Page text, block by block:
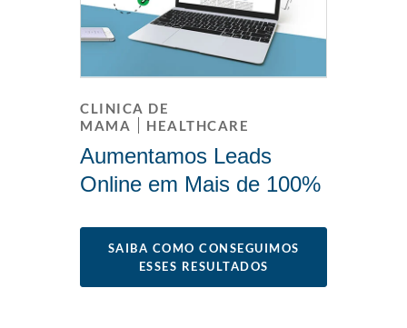
CLINICA DE
MAMA
HEALTHCARE
Aumentamos Leads
Online em Mais de 100%
SAIBA COMO CONSEGUIMOS
ESSES RESULTADOS